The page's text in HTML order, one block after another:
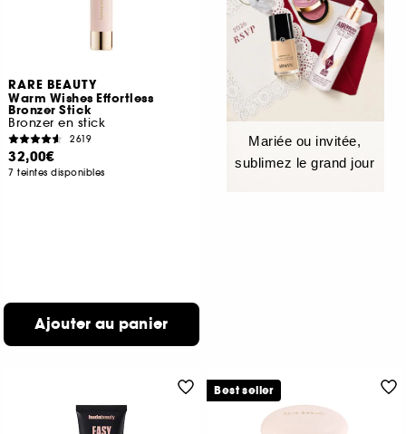
RARE BEAUTY
Warm Wishes Effortless
Bronzer Stick
Bronzer en stick
2619
32,00€
7 teintes disponibles
Ajouter au panier
Mariée ou invitée,
sublimez le grand jour
Best seller